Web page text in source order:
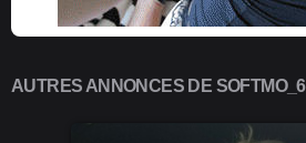
AUTRES ANNONCES DE